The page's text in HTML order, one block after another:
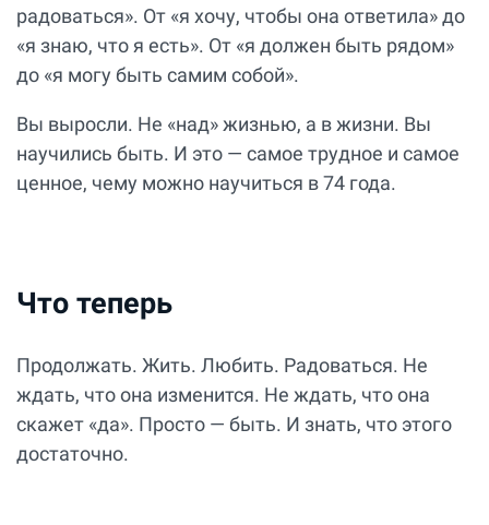
радоваться». От «я хочу, чтобы она ответила» до
«я знаю, что я есть». От «я должен быть рядом»
до «я могу быть самим собой».
Вы выросли. Не «над» жизнью, а в жизни. Вы
научились быть. И это — самое трудное и самое
ценное, чему можно научиться в 74 года.
Что теперь
Продолжать. Жить. Любить. Радоваться. Не
ждать, что она изменится. Не ждать, что она
скажет «да». Просто — быть. И знать, что этого
достаточно.